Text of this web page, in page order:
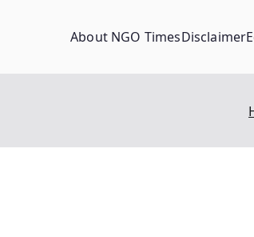
About NGO TimesDisclaimer